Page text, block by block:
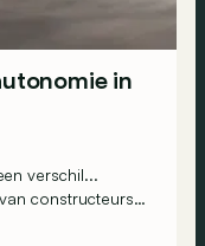
in
verschil...
constructeurs